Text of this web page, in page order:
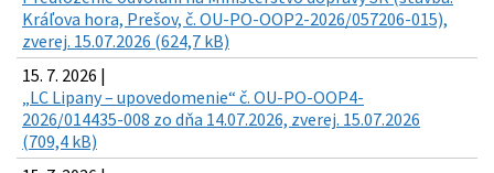
Kráľova hora, Prešov, č. OU-PO-OOP2-2026/057206-015),
zverej. 15.07.2026 (624,7 kB)
15. 7. 2026 |
„LC Lipany – upovedomenie“ č. OU-PO-OOP4-
2026/014435-008 zo dňa 14.07.2026, zverej. 15.07.2026
(709,4 kB)